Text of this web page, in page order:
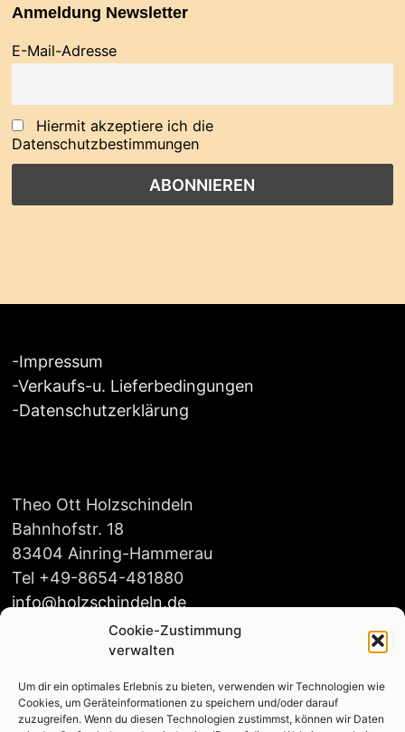
Cookie-Zustimmung
verwalten
Um dir ein optimales Erlebnis zu bieten, verwenden wir Technologien wie
Cookies, um Geräteinformationen zu speichern und/oder darauf
zuzugreifen. Wenn du diesen Technologien zustimmst, können wir Daten
Anmeldung Newsletter
E-Mail-Adresse
Hiermit akzeptiere ich die
Datenschutzbestimmungen
-Impressum
-Verkaufs-u. Lieferbedingungen
-Datenschutzerklärung
Theo Ott Holzschindeln
Bahnhofstr. 18
83404 Ainring-Hammerau
Tel +49-8654-481880
info@holzschindeln.de
Öffnungszeiten:
Mo-Do 8:00-16:00